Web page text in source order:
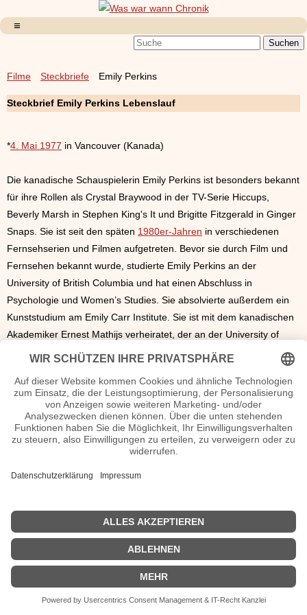
Filme Steckbriefe Emily Perkins
Steckbrief Emily Perkins Lebenslauf
*4. Mai 1977 in Vancouver (Kanada)
Die kanadische Schauspielerin Emily Perkins ist besonders bekannt
für ihre Rollen als Crystal Braywood in der TV-Serie Hiccups,
Beverly Marsh in Stephen King's It und Brigitte Fitzgerald in Ginger
Snaps. Sie ist seit den späten 1980er-Jahren in verschiedenen
Fernsehserien und Filmen aufgetreten. Bevor sie durch Film und
Fernsehen bekannt wurde, studierte Emily Perkins an der
University of British Columbia und hat einen Abschluss in
Psychologie und Women’s Studies. Sie absolvierte außerdem ein
Kunststudium am Emily Carr Institute. Sie ist mit dem kanadischen
Akademiker Ernest Mathijs verheiratet, der an der University of
British Columbia das Fach „Film“ unterrichtet.
Emily Perkins Seiten, Kurzbio, Familie, verheiratet, Herkunft etc.
n.n.v. - Die offizielle Emily Perkins Homepage / Facebook / X /
Instagram Seite
Movies Emily Perkins Filme